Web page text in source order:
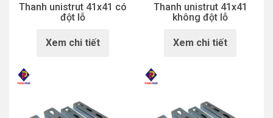
Thanh unistrut 41x41 có
đột lỗ
Xem chi tiết
Thanh unistrut 41x41
không đột lỗ
Xem chi tiết